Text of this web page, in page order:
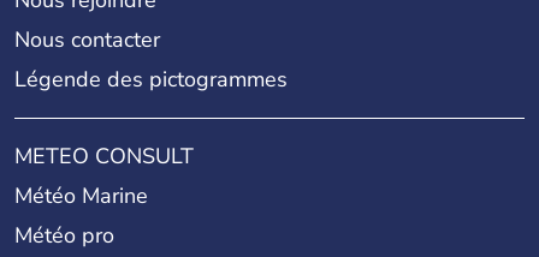
Nous contacter
Légende des pictogrammes
METEO CONSULT
Météo Marine
Météo pro